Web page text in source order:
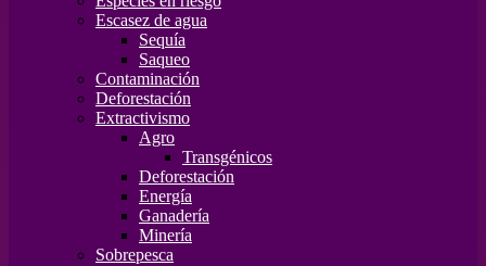
Escasez de agua
Sequía
Saqueo
Contaminación
Deforestación
Extractivismo
Agro
Transgénicos
Deforestación
Energía
Ganadería
Minería
Sobrepesca